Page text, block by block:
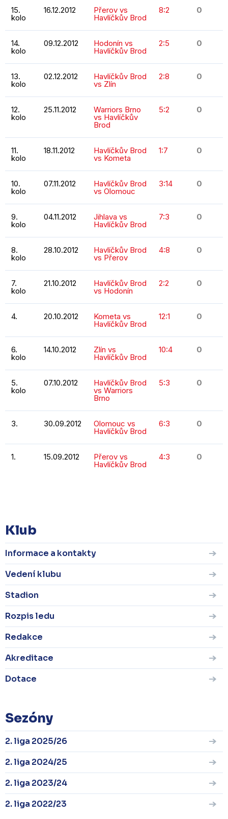
15.
kolo
16.12.2012 Přerov vs
Havlíčkův Brod
8:2 0
14.
kolo
09.12.2012 Hodonín vs
Havlíčkův Brod
2:5 0
13.
kolo
02.12.2012 Havlíčkův Brod
vs Zlín
2:8 0
12.
kolo
25.11.2012 Warriors Brno
vs Havlíčkův
Brod
5:2 0
11.
kolo
18.11.2012 Havlíčkův Brod
vs Kometa
1:7 0
10.
kolo
07.11.2012 Havlíčkův Brod
vs Olomouc
3:14 0
9.
kolo
04.11.2012 Jihlava vs
Havlíčkův Brod
7:3 0
8.
kolo
28.10.2012 Havlíčkův Brod
vs Přerov
4:8 0
7.
kolo
21.10.2012 Havlíčkův Brod
vs Hodonín
2:2 0
4. 20.10.2012 Kometa vs
Havlíčkův Brod
12:1 0
6.
kolo
14.10.2012 Zlín vs
Havlíčkův Brod
10:4 0
5.
kolo
07.10.2012 Havlíčkův Brod
vs Warriors
Brno
5:3 0
3. 30.09.2012 Olomouc vs
Havlíčkův Brod
6:3 0
1. 15.09.2012 Přerov vs
Havlíčkův Brod
4:3 0
Klub
Informace a kontakty
Vedení klubu
Stadion
Rozpis ledu
Redakce
Akreditace
Dotace
Sezóny
2. liga 2025/26
2. liga 2024/25
2. liga 2023/24
2. liga 2022/23